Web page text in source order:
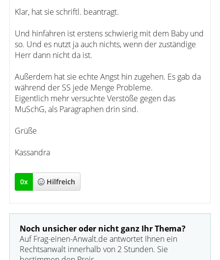
Klar, hat sie schriftl. beantragt.
Und hinfahren ist erstens schwierig mit dem Baby und
so. Und es nutzt ja auch nichts, wenn der zuständige
Herr dann nicht da ist.
Außerdem hat sie echte Angst hin zugehen. Es gab da
während der SS jede Menge Probleme.
Eigentlich mehr versuchte Verstöße gegen das
MuSchG, als Paragraphen drin sind.
Grüße
Kassandra
0x Hilfreich
Noch unsicher oder nicht ganz Ihr Thema?
Auf Frag-einen-Anwalt.de antwortet Ihnen ein
Rechtsanwalt innerhalb von 2 Stunden. Sie